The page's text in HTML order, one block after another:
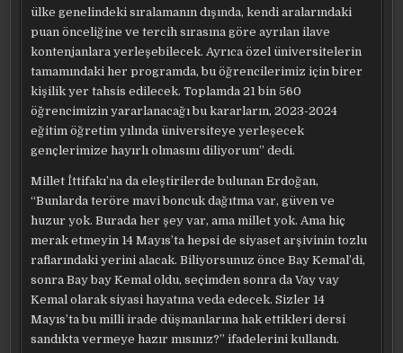
ülke genelindeki sıralamanın dışında, kendi aralarındaki
puan önceliğine ve tercih sırasına göre ayrılan ilave
kontenjanlara yerleşebilecek. Ayrıca özel üniversitelerin
tamamındaki her programda, bu öğrencilerimiz için birer
kişilik yer tahsis edilecek. Toplamda 21 bin 560
öğrencimizin yararlanacağı bu kararların, 2023-2024
eğitim öğretim yılında üniversiteye yerleşecek
gençlerimize hayırlı olmasını diliyorum” dedi.
Millet İttifakı’na da eleştirilerde bulunan Erdoğan,
“Bunlarda teröre mavi boncuk dağıtma var, güven ve
huzur yok. Burada her şey var, ama millet yok. Ama hiç
merak etmeyin 14 Mayıs’ta hepsi de siyaset arşivinin tozlu
raflarındaki yerini alacak. Biliyorsunuz önce Bay Kemal’di,
sonra Bay bay Kemal oldu, seçimden sonra da Vay vay
Kemal olarak siyasi hayatına veda edecek. Sizler 14
Mayıs’ta bu milli irade düşmanlarına hak ettikleri dersi
sandıkta vermeye hazır mısınız?” ifadelerini kullandı.